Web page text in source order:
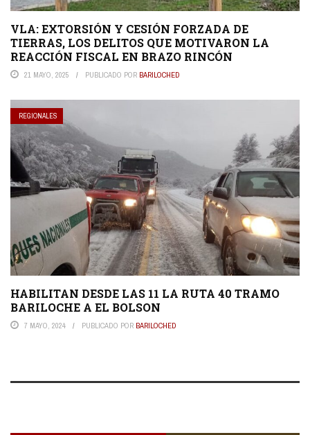
VLA: EXTORSIÓN Y CESIÓN FORZADA DE
TIERRAS, LOS DELITOS QUE MOTIVARON LA
REACCIÓN FISCAL EN BRAZO RINCÓN
21 MAYO, 2025 PUBLICADO POR BARILOCHED
REGIONALES
HABILITAN DESDE LAS 11 LA RUTA 40 TRAMO
BARILOCHE A EL BOLSON
7 MAYO, 2024 PUBLICADO POR BARILOCHED